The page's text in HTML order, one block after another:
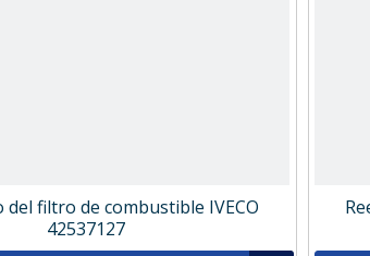
del filtro de combustible IVECO
42537127